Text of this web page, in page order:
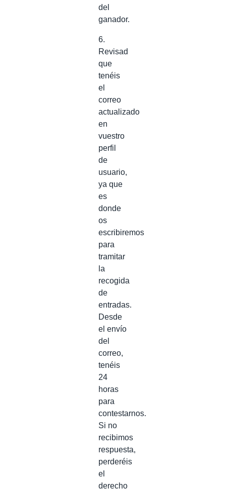
del
ganador.
6.
Revisad
que
tenéis
el
correo
actualizado
en
vuestro
perfil
de
usuario,
ya que
es
donde
os
escribiremos
para
tramitar
la
recogida
de
entradas.
Desde
el envío
del
correo,
tenéis
24
horas
para
contestarnos.
Si no
recibimos
respuesta,
perderéis
el
derecho